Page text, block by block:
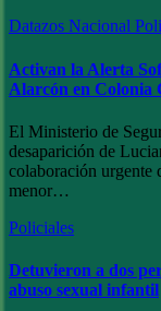
Datazos Nacional
Activan la Alerta
Alarcón en Colonia
El Ministerio de
desaparición de
colaboración urgente
menor…
Policiales
Detuvieron a dos
abuso sexual infantil